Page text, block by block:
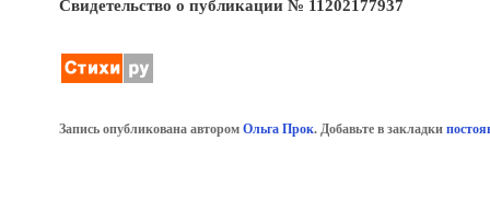
Свидетельство о публикации № 11202177937
Запись опубликована автором Ольга Прок. Добавьте в закладки